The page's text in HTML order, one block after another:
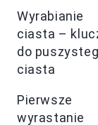
Wyrabianie
ciasta –
do
ciasta
Pierwsze
wyrastanie